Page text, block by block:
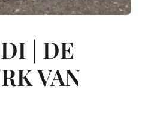
| DE
VAN